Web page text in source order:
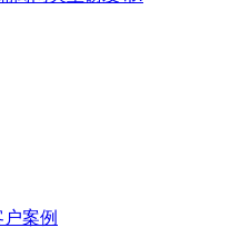
案例